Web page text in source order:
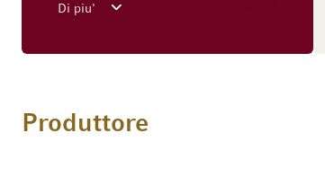
frutta gialla esplode nel finale
Di piu'
Produttore